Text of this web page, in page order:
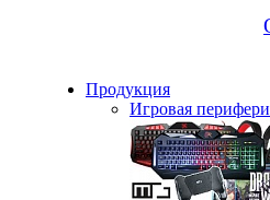
Продукция
Игровая